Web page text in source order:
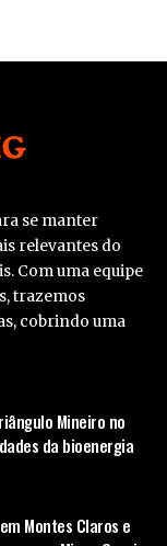
se manter
relevantes do
Com uma equipe
trazemos
cobrindo uma
Mineiro no
da bioenergia
Montes Claros e